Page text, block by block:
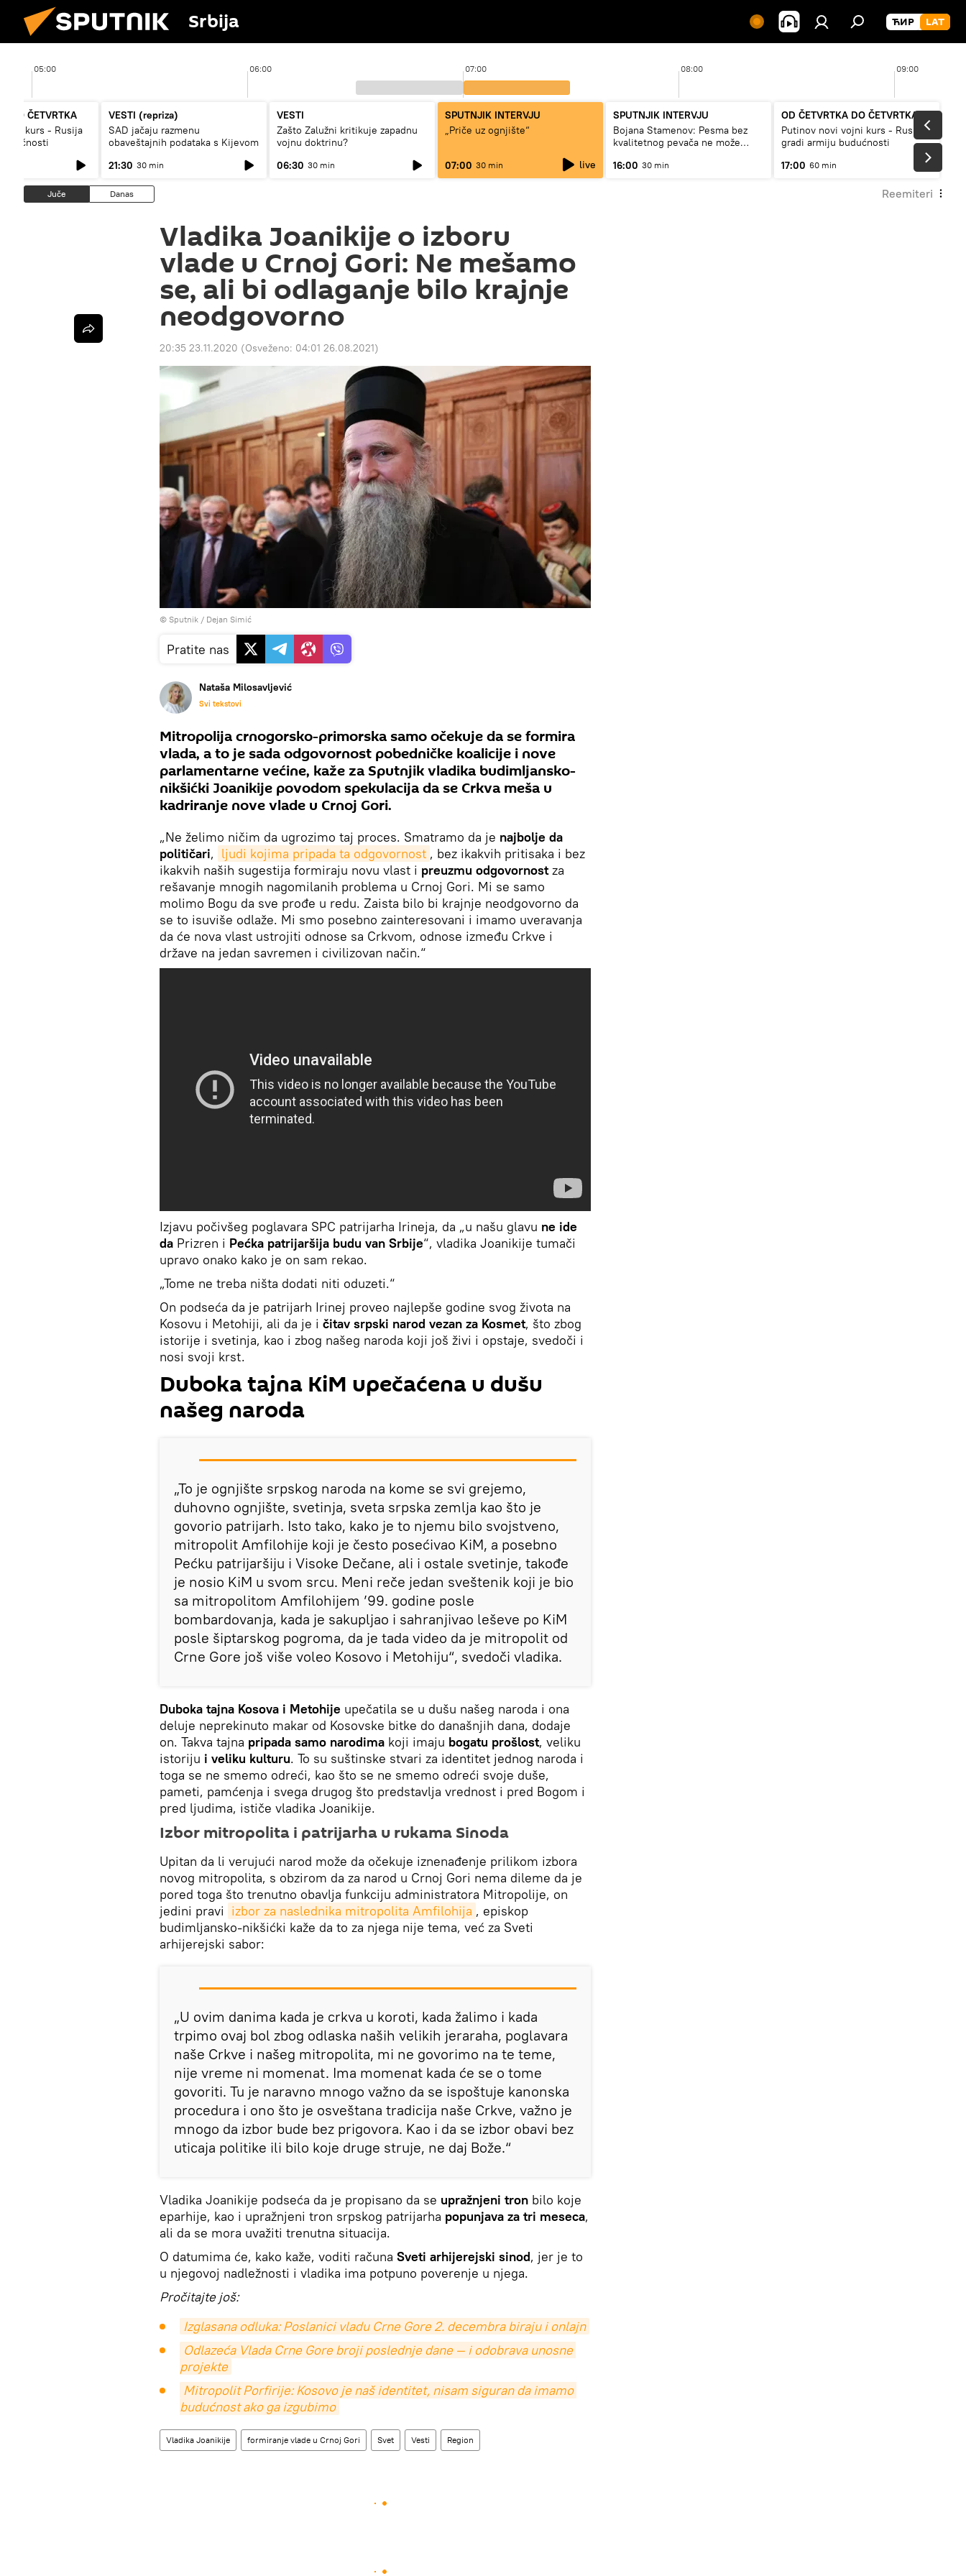
Srbija
05:00 06:00 07:00 08:00 09:00
DO ČETVRTKA
kurs - Rusija
VESTI (repriza)
SAD jačaju razmenu
obaveštajnih podataka s Kijevom
21:30 30 min
VESTI
Zašto Zalužni kritikuje zapadnu
vojnu doktrinu?
06:30 30 min
SPUTNJIK INTERVJU
„Priče uz ognjište“
07:00 30 min live
SPUTNJIK INTERVJU
Bojana Stamenov: Pesma bez
kvalitetnog pevača ne može
16:00 30 min
OD ČETVRTKA DO ČETVRTKA
Putinov novi vojni kurs - Rusija
gradi armiju budućnosti
17:00 60 min
Juče Danas Reemiteri
Vladika Joanikije o izboru
vlade u Crnoj Gori: Ne mešamo
se, ali bi odlaganje bilo krajnje
neodgovorno
20:35 23.11.2020 (Osveženo: 04:01 26.08.2021)
© Sputnik / Dejan Simić
Pratite nas
Nataša Milosavljević
Svi tekstovi
Mitropolija crnogorsko-primorska samo očekuje da se formira
vlada, a to je sada odgovornost pobedničke koalicije i nove
parlamentarne većine, kaže za Sputnjik vladika budimljansko-
nikšićki Joanikije povodom spekulacija da se Crkva meša u
kadriranje nove vlade u Crnoj Gori.
„Ne želimo ničim da ugrozimo taj proces. Smatramo da je najbolje da
političari, ljudi kojima pripada ta odgovornost , bez ikakvih pritisaka i bez
ikakvih naših sugestija formiraju novu vlast i preuzmu odgovornostza
rešavanje mnogih nagomilanih problema u Crnoj Gori. Mi se samo
molimo Bogu da sve prođe u redu. Zaista bilo bi krajnje neodgovorno da
se to isuviše odlaže. Mi smo posebno zainteresovani i imamo uveravanja
da će nova vlast ustrojiti odnose sa Crkvom, odnose između Crkve i
države na jedan savremen i civilizovan način.“
Izjavu počivšeg poglavara SPC patrijarha Irineja, da „u našu glavu ne ide
da Prizren i Pećka patrijaršija budu van Srbije“, vladika Joanikije tumači
upravo onako kako je on sam rekao.
„Tome ne treba ništa dodati niti oduzeti.“
On podseća da je patrijarh Irinej proveo najlepše godine svog života na
Kosovu i Metohiji, ali da je i čitav srpski narod vezan za Kosmet, što zbog
istorije i svetinja, kao i zbog našeg naroda koji još živi i opstaje, svedoči i
nosi svoji krst.
Duboka tajna KiM upečaćena u dušu
našeg naroda
„To je ognjište srpskog naroda na kome se svi grejemo,
duhovno ognjište, svetinja, sveta srpska zemlja kao što je
govorio patrijarh. Isto tako, kako je to njemu bilo svojstveno,
mitropolit Amfilohije koji je često posećivao KiM, a posebno
Pećku patrijaršiju i Visoke Dečane, ali i ostale svetinje, takođe
je nosio KiM u svom srcu. Meni reče jedan sveštenik koji je bio
sa mitropolitom Amfilohijem ’99. godine posle
bombardovanja, kada je sakupljao i sahranjivao leševe po KiM
posle šiptarskog pogroma, da je tada video da je mitropolit od
Crne Gore još više voleo Kosovo i Metohiju“, svedoči vladika.
Duboka tajna Kosova i Metohije upečatila se u dušu našeg naroda i ona
deluje neprekinuto makar od Kosovske bitke do današnjih dana, dodaje
on. Takva tajna pripada samo narodima koji imaju bogatu prošlost, veliku
istoriju i veliku kulturu. To su suštinske stvari za identitet jednog naroda i
toga se ne smemo odreći, kao što se ne smemo odreći svoje duše,
pameti, pamćenja i svega drugog što predstavlja vrednost i pred Bogom i
pred ljudima, ističe vladika Joanikije.
Izbor mitropolita i patrijarha u rukama Sinoda
Upitan da li verujući narod može da očekuje iznenađenje prilikom izbora
novog mitropolita, s obzirom da za narod u Crnoj Gori nema dileme da je
pored toga što trenutno obavlja funkciju administratora Mitropolije, on
jedini pravi izbor za naslednika mitropolita Amfilohija , episkop
budimljansko-nikšićki kaže da to za njega nije tema, već za Sveti
arhijerejski sabor:
„U ovim danima kada je crkva u koroti, kada žalimo i kada
trpimo ovaj bol zbog odlaska naših velikih jeraraha, poglavara
naše Crkve i našeg mitropolita, mi ne govorimo na te teme,
nije vreme ni momenat. Ima momenat kada će se o tome
govoriti. Tu je naravno mnogo važno da se ispoštuje kanonska
procedura i ono što je osveštana tradicija naše Crkve, važno je
mnogo da izbor bude bez prigovora. Kao i da se izbor obavi bez
uticaja politike ili bilo koje druge struje, ne daj Bože.“
Vladika Joanikije podseća da je propisano da se upražnjeni tron bilo koje
eparhije, kao i upražnjeni tron srpskog patrijarha popunjava za tri meseca,
ali da se mora uvažiti trenutna situacija.
O datumima će, kako kaže, voditi računa Sveti arhijerejski sinod, jer je to
u njegovoj nadležnosti i vladika ima potpuno poverenje u njega.
Pročitajte još:
Izglasana odluka: Poslanici vladu Crne Gore 2. decembra biraju i onlajn
Odlazeća Vlada Crne Gore broji poslednje dane — i odobrava unosne
projekte
Mitropolit Porfirije: Kosovo je naš identitet, nisam siguran da imamo
budućnost ako ga izgubimo
Vladika Joanikije formiranje vlade u Crnoj Gori Svet Vesti Region